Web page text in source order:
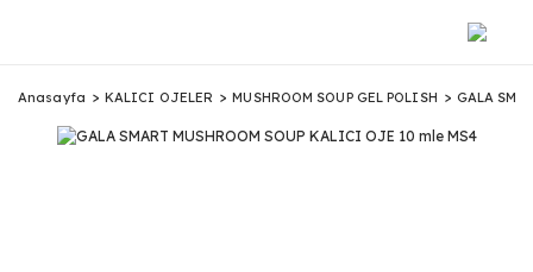
Anasayfa KALICI OJELER MUSHROOM SOUP GEL POLISH GALA